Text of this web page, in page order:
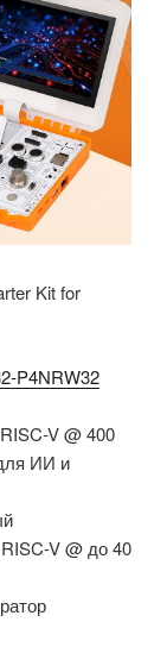
Kit for
P4NRW32
V @ 400
ИИ и
V @ до 40